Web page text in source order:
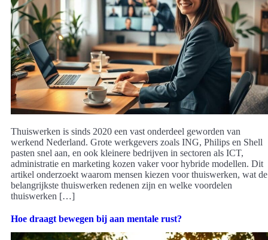
Thuiswerken is sinds 2020 een vast onderdeel geworden van
werkend Nederland. Grote werkgevers zoals ING, Philips en Shell
pasten snel aan, en ook kleinere bedrijven in sectoren als ICT,
administratie en marketing kozen vaker voor hybride modellen. Dit
artikel onderzoekt waarom mensen kiezen voor thuiswerken, wat de
belangrijkste thuiswerken redenen zijn en welke voordelen
thuiswerken […]
Hoe draagt bewegen bij aan mentale rust?